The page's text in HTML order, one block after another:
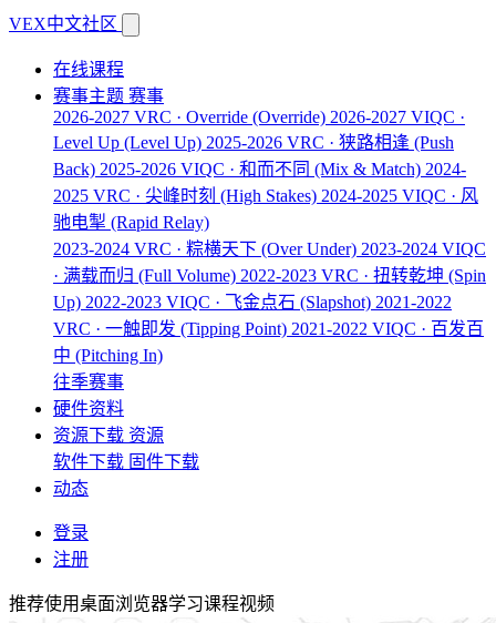
VEX中文社区
在线课程
赛事主题 赛事
2026-2027 VRC · Override (Override) 2026-2027 VIQC ·
Level Up (Level Up) 2025-2026 VRC · 狭路相逢 (Push
Back) 2025-2026 VIQC · 和而不同 (Mix & Match) 2024-
2025 VRC · 尖峰时刻 (High Stakes) 2024-2025 VIQC · 风
驰电掣 (Rapid Relay)
2023-2024 VRC · 粽横天下 (Over Under) 2023-2024 VIQC
· 满载而归 (Full Volume) 2022-2023 VRC · 扭转乾坤 (Spin
Up) 2022-2023 VIQC · 飞金点石 (Slapshot) 2021-2022
VRC · 一触即发 (Tipping Point) 2021-2022 VIQC · 百发百
中 (Pitching In)
往季赛事
硬件资料
资源下载 资源
软件下载 固件下载
动态
登录
注册
推荐使用桌面浏览器学习课程视频